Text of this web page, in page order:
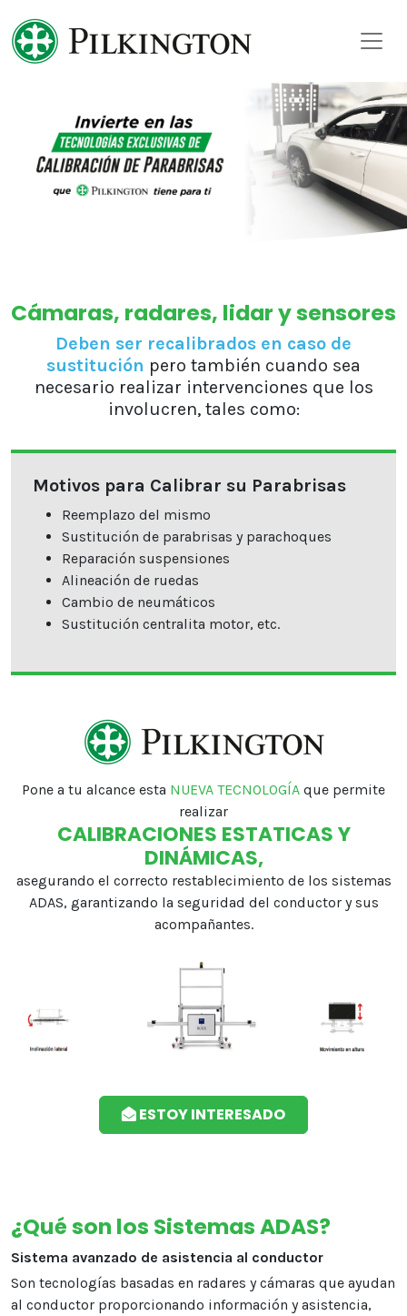
to
content
Cámaras, radares, lidar y sensores
Deben ser recalibrados en caso de
sustitución pero también cuando sea
necesario realizar intervenciones que los
involucren, tales como:
Motivos para Calibrar su Parabrisas
Reemplazo del mismo
Sustitución de parabrisas y parachoques
Reparación suspensiones
Alineación de ruedas
Cambio de neumáticos
Sustitución centralita motor, etc.
Pone a tu alcance esta NUEVA TECNOLOGÍA que permite
realizar
CALIBRACIONES ESTATICAS Y
DINÁMICAS,
asegurando el correcto restablecimiento de los sistemas
ADAS, garantizando la seguridad del conductor y sus
acompañantes.
ESTOY INTERESADO
¿Qué son los Sistemas ADAS?
Sistema avanzado de asistencia al conductor
Son tecnologías basadas en radares y cámaras que ayudan
al conductor proporcionando información y asistencia,